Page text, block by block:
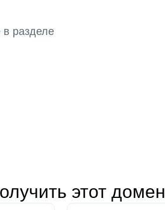
разделе
этот домен